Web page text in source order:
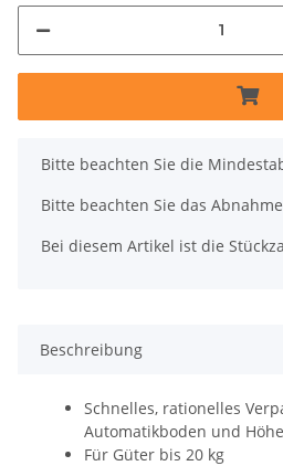
x
Bitte beachten Sie die
Bitte beachten Sie das
Bei diesem Artikel ist die
Beschreibung
Schnelles, rationelles
Automatikboden und
Für Güter bis 20 kg